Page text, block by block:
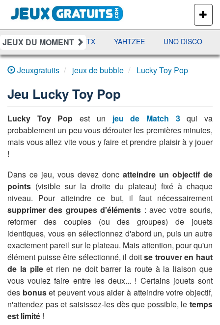
PLUS
DE
JEUX
JEUX DU MOMENT
RAMI JETX YAHTZEE UNO DISCO
Jeuxgratuits jeux de bubble Lucky Toy Pop
Jeu Lucky Toy Pop
Lucky Toy Pop est un jeu de Match 3qui va
probablement un peu vous dérouter les premières minutes,
mais vous allez vite vous y faire et prendre plaisir à y jouer
!
Dans ce jeu, vous devez donc atteindre un objectif de
points (visible sur la droite du plateau) fixé à chaque
niveau. Pour atteindre ce but, il faut nécessairement
supprimer des groupes d'éléments : avec votre souris,
reformer des couples (ou des groupes) de jouets
identiques, vous en sélectionnez d'abord un, puis un autre
exactement pareil sur le plateau. Mais attention, pour qu'un
élément puisse être sélectionné, il doitse trouver en haut
de la pileet rien ne doit barrer la route à la liaison que
vous voulez faire entre les deux... ! Certains jouets sont
des bonuset peuvent vous aider à atteindre votre objectif,
n'attendez pas et saisissez-les dès que possible, le temps
est limité !